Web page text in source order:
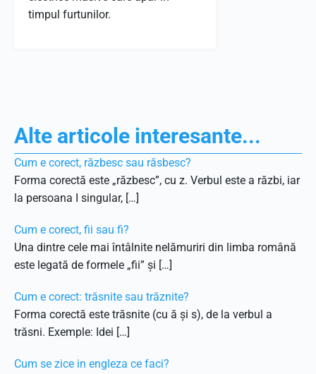
timpul furtunilor.
Alte articole interesante...
Cum e corect, răzbesc sau răsbesc?
Forma corectă este „răzbesc”, cu z. Verbul este a răzbi, iar
la persoana I singular, […]
Cum e corect, fii sau fi?
Una dintre cele mai întâlnite nelămuriri din limba română
este legată de formele „fii” și […]
Cum e corect: trăsnite sau trăznite?
Forma corectă este trăsnite (cu ă și s), de la verbul a
trăsni. Exemple: Idei […]
Cum se zice in engleza ce faci?